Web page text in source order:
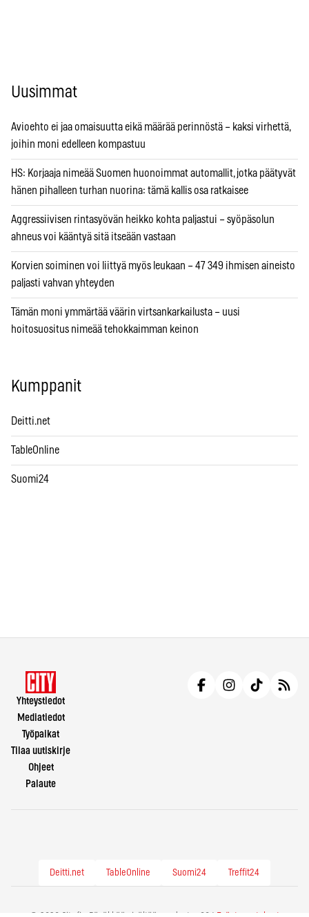
Uusimmat
Avioehto ei jaa omaisuutta eikä määrää perinnöstä – kaksi virhettä,
joihin moni edelleen kompastuu
HS: Korjaaja nimeää Suomen huonoimmat automallit, jotka päätyvät
hänen pihalleen turhan nuorina: tämä kallis osa ratkaisee
Aggressiivisen rintasyövän heikko kohta paljastui – syöpäsolun
ahneus voi kääntyä sitä itseään vastaan
Korvien soiminen voi liittyä myös leukaan – 47 349 ihmisen aineisto
paljasti vahvan yhteyden
Tämän moni ymmärtää väärin virtsankarkailusta – uusi
hoitosuositus nimeää tehokkaimman keinon
Kumppanit
Deitti.net
TableOnline
Suomi24
Yhteystiedot
Mediatiedot
Työpaikat
Tilaa uutiskirje
Ohjeet
Palaute
Deitti.net TableOnline Suomi24 Treffit24